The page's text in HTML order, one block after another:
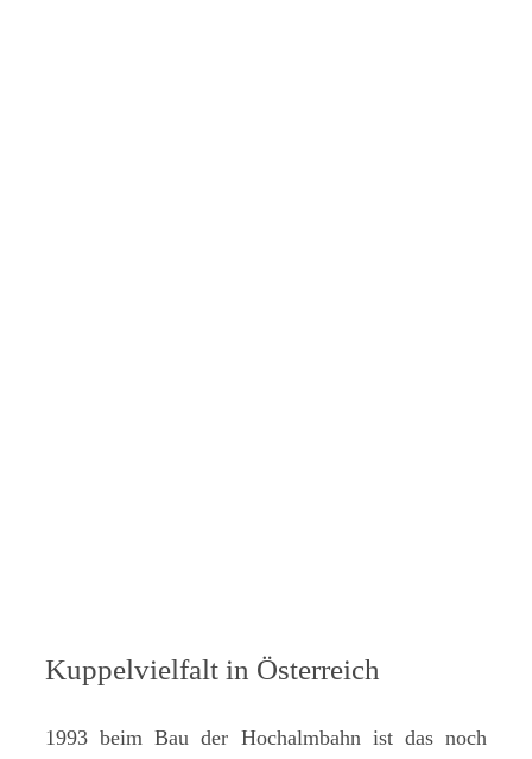
Kuppelvielfalt in Österreich
1993 beim Bau der Hochalmbahn ist das noch